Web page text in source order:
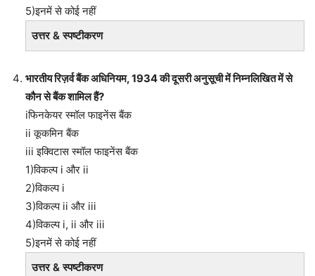
5)इनमें से कोई नहीं
उत्तर & स्पष्टीकरण
भारतीय रिज़र्व बैंक अधिनियम, 1934 की दूसरी अनुसूची में निम्नलिखित में से
कौन से बैंक शामिल हैं?
iफिनकेयर स्मॉल फाइनेंस बैंक
ii कूकमिन बैंक
iii इक्विटास स्मॉल फाइनेंस बैंक
1)विकल्प i और ii
2)विकल्प i
3)विकल्प ii और iii
4)विकल्प i, ii और iii
5)इनमें से कोई नहीं
उत्तर & स्पष्टीकरण